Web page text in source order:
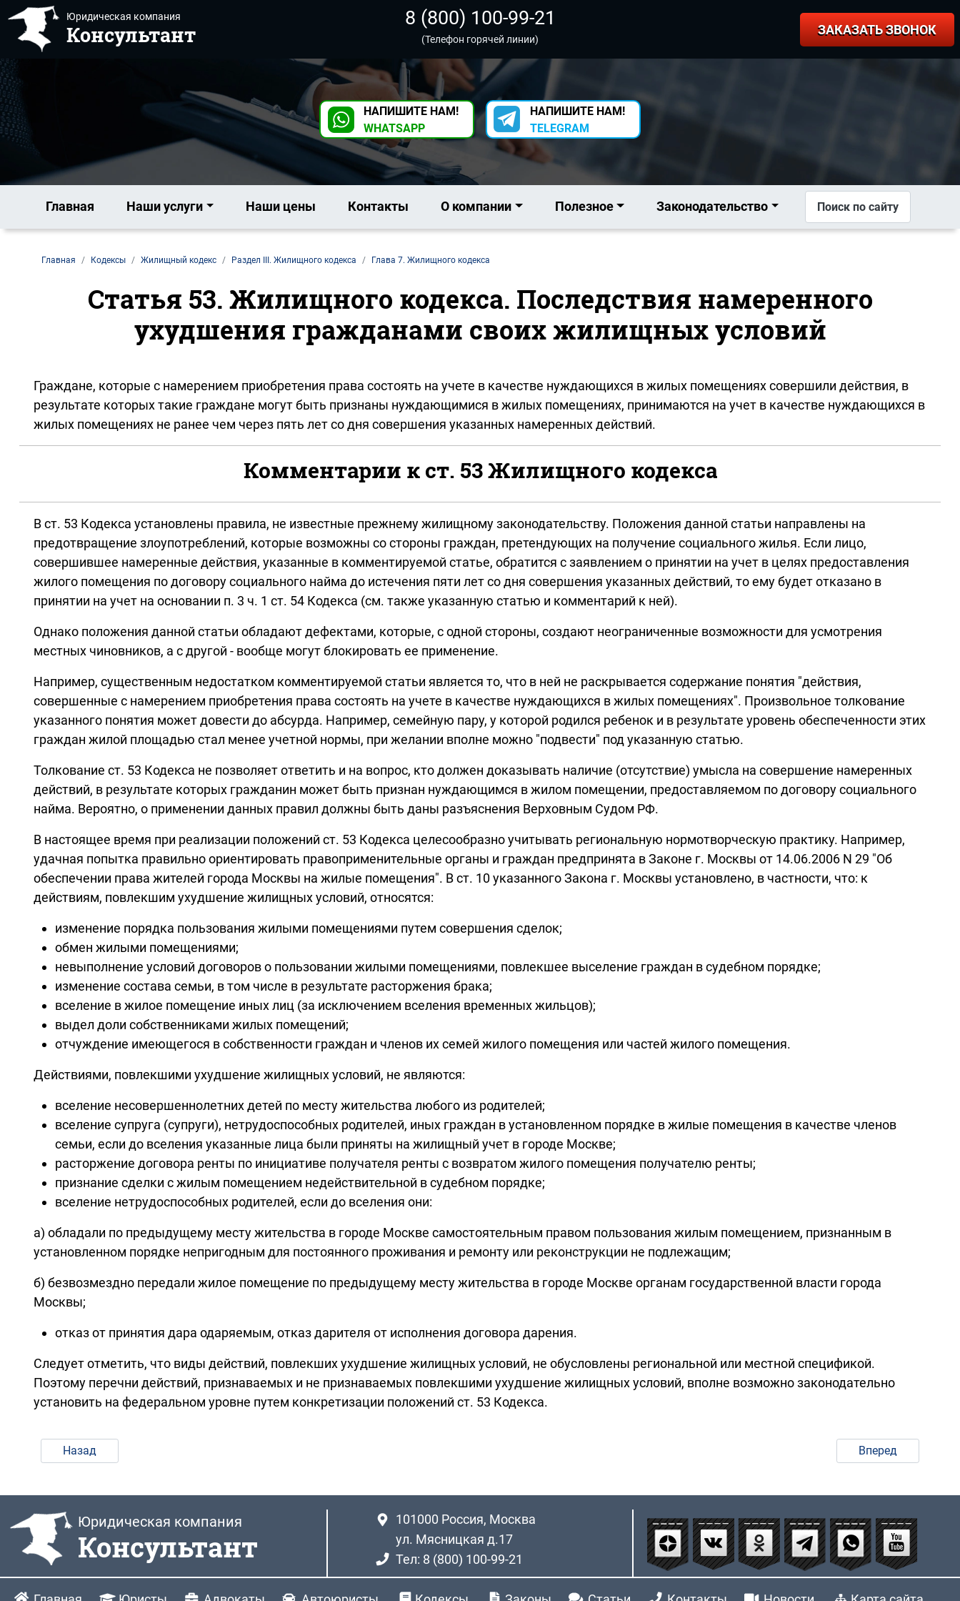
Юридическая компания
Консультант
8 (800) 100-99-21
(Телефон горячей линии)
ЗАКАЗАТЬ ЗВОНОК
НАПИШИТЕ НАМ!
WHATSAPP
НАПИШИТЕ НАМ!
TELEGRAM
Главная Наши услуги Наши цены Контакты О компании Полезное Законодательство Поиск по сайту
Главная Кодексы Жилищный кодекс Раздел III. Жилищного кодекса Глава 7. Жилищного кодекса
Статья 53. Жилищного кодекса. Последствия намеренного
ухудшения гражданами своих жилищных условий
Граждане, которые с намерением приобретения права состоять на учете в качестве нуждающихся в жилых помещениях совершили действия, в
результате которых такие граждане могут быть признаны нуждающимися в жилых помещениях, принимаются на учет в качестве нуждающихся в
жилых помещениях не ранее чем через пять лет со дня совершения указанных намеренных действий.
Комментарии к ст. 53 Жилищного кодекса
В ст. 53 Кодекса установлены правила, не известные прежнему жилищному законодательству. Положения данной статьи направлены на
предотвращение злоупотреблений, которые возможны со стороны граждан, претендующих на получение социального жилья. Если лицо,
совершившее намеренные действия, указанные в комментируемой статье, обратится с заявлением о принятии на учет в целях предоставления
жилого помещения по договору социального найма до истечения пяти лет со дня совершения указанных действий, то ему будет отказано в
принятии на учет на основании п. 3 ч. 1 ст. 54 Кодекса (см. также указанную статью и комментарий к ней).
Однако положения данной статьи обладают дефектами, которые, с одной стороны, создают неограниченные возможности для усмотрения
местных чиновников, а с другой - вообще могут блокировать ее применение.
Например, существенным недостатком комментируемой статьи является то, что в ней не раскрывается содержание понятия "действия,
совершенные с намерением приобретения права состоять на учете в качестве нуждающихся в жилых помещениях". Произвольное толкование
указанного понятия может довести до абсурда. Например, семейную пару, у которой родился ребенок и в результате уровень обеспеченности этих
граждан жилой площадью стал менее учетной нормы, при желании вполне можно "подвести" под указанную статью.
Толкование ст. 53 Кодекса не позволяет ответить и на вопрос, кто должен доказывать наличие (отсутствие) умысла на совершение намеренных
действий, в результате которых гражданин может быть признан нуждающимся в жилом помещении, предоставляемом по договору социального
найма. Вероятно, о применении данных правил должны быть даны разъяснения Верховным Судом РФ.
В настоящее время при реализации положений ст. 53 Кодекса целесообразно учитывать региональную нормотворческую практику. Например,
удачная попытка правильно ориентировать правоприменительные органы и граждан предпринята в Законе г. Москвы от 14.06.2006 N 29 "Об
обеспечении права жителей города Москвы на жилые помещения". В ст. 10 указанного Закона г. Москвы установлено, в частности, что: к
действиям, повлекшим ухудшение жилищных условий, относятся:
изменение порядка пользования жилыми помещениями путем совершения сделок;
обмен жилыми помещениями;
невыполнение условий договоров о пользовании жилыми помещениями, повлекшее выселение граждан в судебном порядке;
изменение состава семьи, в том числе в результате расторжения брака;
вселение в жилое помещение иных лиц (за исключением вселения временных жильцов);
выдел доли собственниками жилых помещений;
отчуждение имеющегося в собственности граждан и членов их семей жилого помещения или частей жилого помещения.
Действиями, повлекшими ухудшение жилищных условий, не являются:
вселение несовершеннолетних детей по месту жительства любого из родителей;
вселение супруга (супруги), нетрудоспособных родителей, иных граждан в установленном порядке в жилые помещения в качестве членов
семьи, если до вселения указанные лица были приняты на жилищный учет в городе Москве;
расторжение договора ренты по инициативе получателя ренты с возвратом жилого помещения получателю ренты;
признание сделки с жилым помещением недействительной в судебном порядке;
вселение нетрудоспособных родителей, если до вселения они:
а) обладали по предыдущему месту жительства в городе Москве самостоятельным правом пользования жилым помещением, признанным в
установленном порядке непригодным для постоянного проживания и ремонту или реконструкции не подлежащим;
б) безвозмездно передали жилое помещение по предыдущему месту жительства в городе Москве органам государственной власти города
Москвы;
отказ от принятия дара одаряемым, отказ дарителя от исполнения договора дарения.
Следует отметить, что виды действий, повлекших ухудшение жилищных условий, не обусловлены региональной или местной спецификой.
Поэтому перечни действий, признаваемых и не признаваемых повлекшими ухудшение жилищных условий, вполне возможно законодательно
установить на федеральном уровне путем конкретизации положений ст. 53 Кодекса.
Назад Вперед
Юридическая компания
Консультант
101000 Россия, Москва
ул. Мясницкая д.17
Тел: 8 (800) 100-99-21